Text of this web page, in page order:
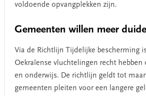
voldoende opvangplekken zijn.
Gemeenten willen meer
Via de Richtlijn Tijdelijke bescherming
Oekraïense vluchtelingen recht hebben
en onderwijs. De richtlijn geldt tot
gemeenten pleiten voor een langere